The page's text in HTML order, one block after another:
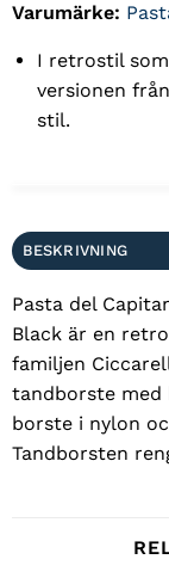
Varumärke:
I retrostil
versionen
stil.
BESKRIVNING
Pasta del
Black är en
familjen
tandborste
borste i nylon
Tandborsten